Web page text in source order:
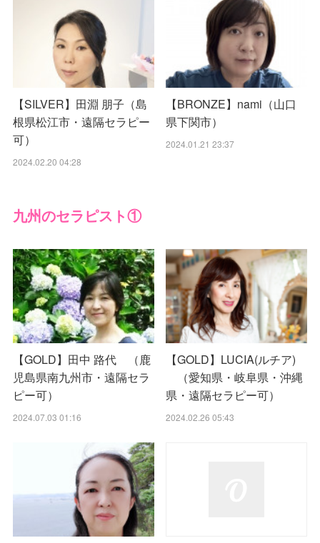
【SILVER】田淵 朋子（島
根県松江市・遠隔セラピー
可）
2024.02.20 04:28
【BRONZE】nami（山口
県下関市）
2024.01.21 23:37
九州のセラピスト①
【GOLD】田中 路代 （鹿
児島県南九州市・遠隔セラ
ピー可）
2024.07.03 01:16
【GOLD】LUCIA(ルチア)
（愛知県・岐阜県・沖縄
県・遠隔セラピー可）
2024.02.26 05:43